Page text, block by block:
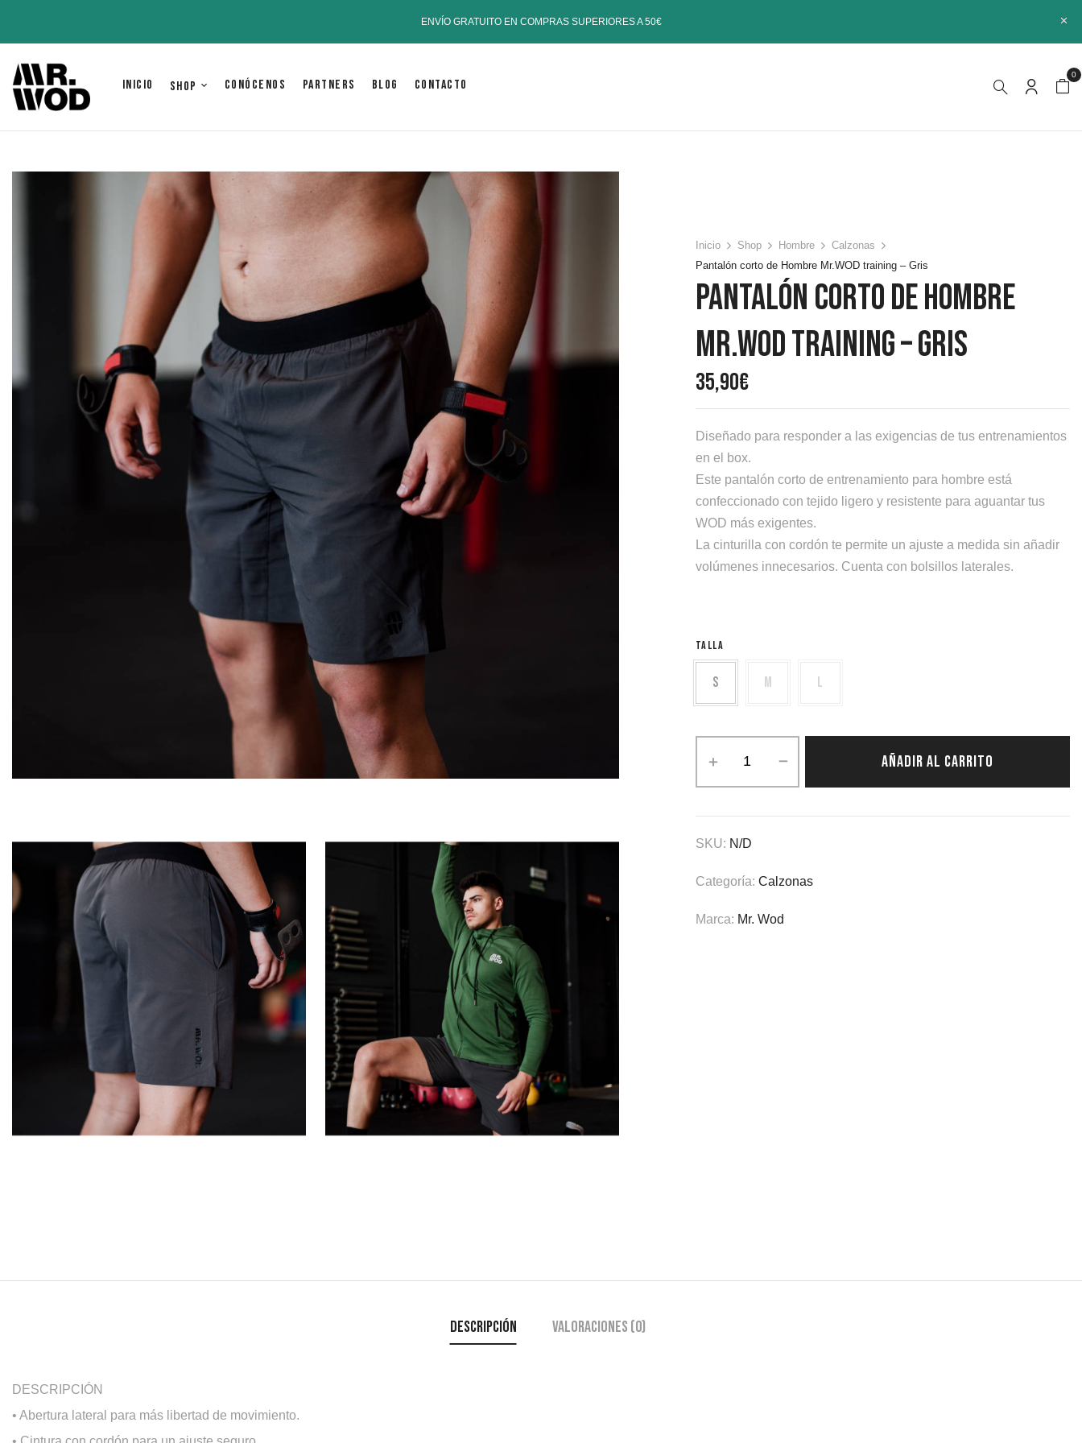
ENVÍO GRATUITO EN COMPRAS SUPERIORES A 50€
Inicio Shop Conócenos Partners Blog Contacto
0
Inicio Shop Hombre
Calzonas
Pantalón corto de Hombre Mr.WOD training – Gris
Pantalón Corto De Hombre
Mr.WOD Training – Gris
35,90€
Diseñado para responder a las exigencias de tus entrenamientos
en el box.
Este pantalón corto de entrenamiento para hombre está
confeccionado con tejido ligero y resistente para aguantar tus
WOD más exigentes.
La cinturilla con cordón te permite un ajuste a medida sin añadir
volúmenes innecesarios. Cuenta con bolsillos laterales.
TALLA
S M L
AÑADIR AL CARRITO
SKU: N/D
Categoría: Calzonas
Marca: Mr. Wod
Descripción Valoraciones (0)
DESCRIPCIÓN
• Abertura lateral para más libertad de movimiento.